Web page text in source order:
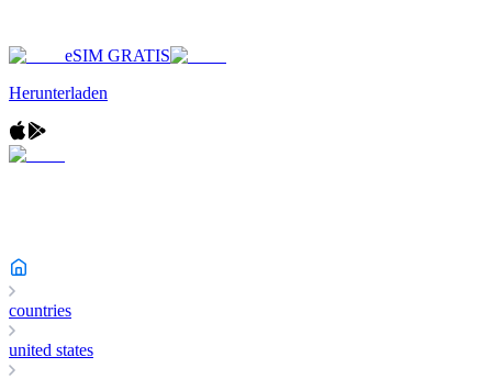
eSIM GRATIS
Herunterladen
countries
united states